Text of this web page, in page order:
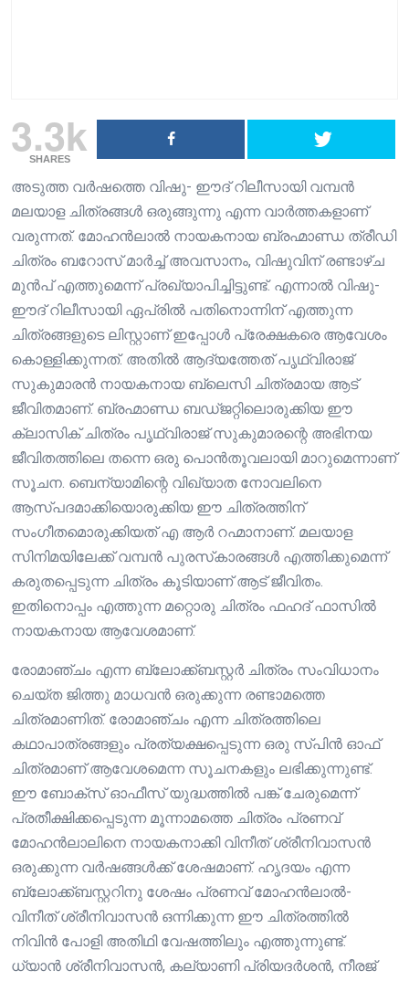
3.3k
SHARES
അടുത്ത വർഷത്തെ വിഷു- ഈദ് റിലീസായി വമ്പൻ
മലയാള ചിത്രങ്ങൾ ഒരുങ്ങുന്നു എന്ന വാർത്തകളാണ്
വരുന്നത്. മോഹൻലാൽ നായകനായ ബ്രഹ്മാണ്ഡ ത്രീഡി
ചിത്രം ബറോസ് മാർച്ച് അവസാനം, വിഷുവിന് രണ്ടാഴ്ച
മുൻപ് എത്തുമെന്ന് പ്രഖ്യാപിച്ചിട്ടുണ്ട്. എന്നാൽ വിഷു-
ഈദ് റിലീസായി ഏപ്രിൽ പതിനൊന്നിന് എത്തുന്ന
ചിത്രങ്ങളുടെ ലിസ്റ്റാണ് ഇപ്പോൾ പ്രേക്ഷകരെ ആവേശം
കൊള്ളിക്കുന്നത്. അതിൽ ആദ്യത്തേത് പൃഥ്വിരാജ്
സുകുമാരൻ നായകനായ ബ്ലെസി ചിത്രമായ ആട്
ജീവിതമാണ്. ബ്രഹ്മാണ്ഡ ബഡ്ജറ്റിലൊരുക്കിയ ഈ
ക്ലാസിക് ചിത്രം പൃഥ്വിരാജ് സുകുമാരന്റെ അഭിനയ
ജീവിതത്തിലെ തന്നെ ഒരു പൊൻതൂവലായി മാറുമെന്നാണ്
സൂചന. ബെന്യാമിന്റെ വിഖ്യാത നോവലിനെ
ആസ്‍പദമാക്കിയൊരുക്കിയ ഈ ചിത്രത്തിന്
സംഗീതമൊരുക്കിയത് എ ആർ റഹ്മാനാണ്. മലയാള
സിനിമയിലേക്ക് വമ്പൻ പുരസ്‍കാരങ്ങൾ എത്തിക്കുമെന്ന്
കരുതപ്പെടുന്ന ചിത്രം കൂടിയാണ് ആട് ജീവിതം.
ഇതിനൊപ്പം എത്തുന്ന മറ്റൊരു ചിത്രം ഫഹദ് ഫാസിൽ
നായകനായ ആവേശമാണ്.
രോമാഞ്ചം എന്ന ബ്ലോക്ക്ബസ്റ്റർ ചിത്രം സംവിധാനം
ചെയ്ത ജിത്തു മാധവൻ ഒരുക്കുന്ന രണ്ടാമത്തെ
ചിത്രമാണിത്. രോമാഞ്ചം എന്ന ചിത്രത്തിലെ
കഥാപാത്രങ്ങളും പ്രത്യക്ഷപ്പെടുന്ന ഒരു സ്പിൻ ഓഫ്
ചിത്രമാണ് ആവേശമെന്ന സൂചനകളും ലഭിക്കുന്നുണ്ട്.
ഈ ബോക്സ് ഓഫീസ് യുദ്ധത്തിൽ പങ്ക് ചേരുമെന്ന്
പ്രതീക്ഷിക്കപ്പെടുന്ന മൂന്നാമത്തെ ചിത്രം പ്രണവ്
മോഹൻലാലിനെ നായകനാക്കി വിനീത് ശ്രീനിവാസൻ
ഒരുക്കുന്ന വർഷങ്ങൾക്ക് ശേഷമാണ്. ഹൃദയം എന്ന
ബ്ലോക്ക്ബസ്റ്ററിനു ശേഷം പ്രണവ് മോഹൻലാൽ-
വിനീത് ശ്രീനിവാസൻ ഒന്നിക്കുന്ന ഈ ചിത്രത്തിൽ
നിവിൻ പോളി അതിഥി വേഷത്തിലും എത്തുന്നുണ്ട്.
ധ്യാൻ ശ്രീനിവാസൻ, കല്യാണി പ്രിയദർശൻ, നീരജ്